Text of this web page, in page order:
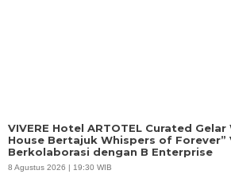
VIVERE Hotel ARTOTEL Curated
House Bertajuk Whispers of
Berkolaborasi dengan B Enterprise
8 Agustus 2026 | 19:30 WIB